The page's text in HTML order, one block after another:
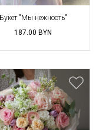
Букет "Мы нежность"
187.00 BYN